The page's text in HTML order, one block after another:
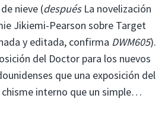
nieve (despuésLa novelización
Jikiemi-Pearson sobre Target
y editada, confirma DWM605).
del Doctor para los nuevos
que una exposición del
chisme interno que un simple…